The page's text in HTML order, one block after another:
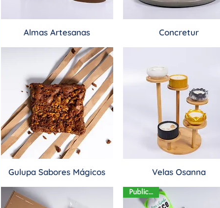
Almas Artesanas Concretur
Gulupa Sabores Mágicos Velas Osanna
Publicidad